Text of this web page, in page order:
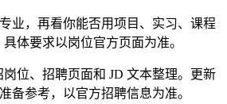
业，再看你能否用项目、实习、课程
体要求以岗位官方页面为准。
位、招聘页面和 JD 文本整理。
更新
备参考，以官方招聘信息为准。